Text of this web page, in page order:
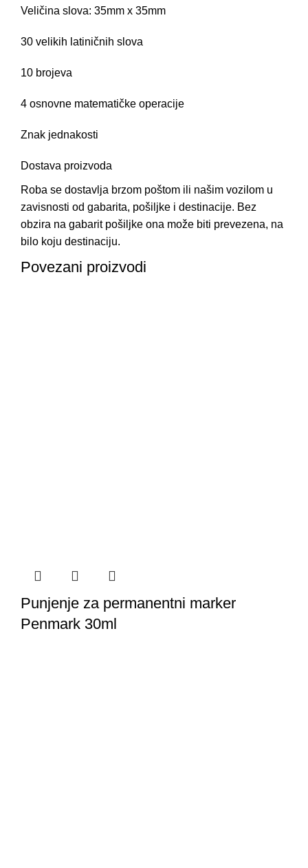
Veličina slova: 35mm x 35mm
30 velikih latiničnih slova
10 brojeva
4 osnovne matematičke operacije
Znak jednakosti
Dostava proizvoda
Roba se dostavlja brzom poštom ili našim vozilom u
zavisnosti od gabarita, pošiljke i destinacije. Bez
obzira na gabarit pošiljke ona može biti prevezena, na
bilo koju destinaciju.
Povezani proizvodi
Punjenje za permanentni marker
Penmark 30ml